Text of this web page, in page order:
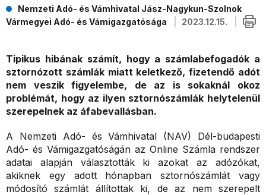
Nemzeti Adó- és Vámhivatal Jász-Nagykun-Szolnok
Vármegyei Adó- és Vámigazgatósága
2023.12.15.
Tipikus hibának számít, hogy a számlabefogadók a
sztornózott számlák miatt keletkező, fizetendő adót
nem veszik figyelembe, de az is sokaknál okoz
problémát, hogy az ilyen sztornószámlák helytelenül
szerepelnek az áfabevallásban.
A Nemzeti Adó- és Vámhivatal (NAV) Dél-budapesti
Adó- és Vámigazgatóságán az Online Számla rendszer
adatai alapján választották ki azokat az adózókat,
akiknek egy adott hónapban sztornószámlát vagy
módosító számlát állítottak ki, de az nem szerepelt